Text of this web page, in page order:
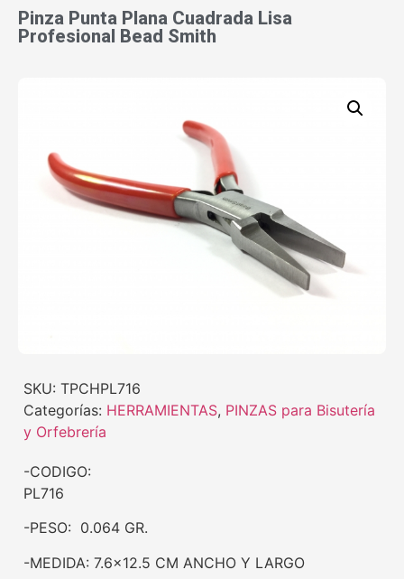
Pinza Punta Plana Cuadrada Lisa
Profesional Bead Smith
SKU: TPCHPL716
Categorías: HERRAMIENTAS, PINZAS para Bisutería
y Orfebrería
-CODIGO:
PL716
-PESO: 0.064 GR.
-MEDIDA: 7.6×12.5 CM ANCHO Y LARGO